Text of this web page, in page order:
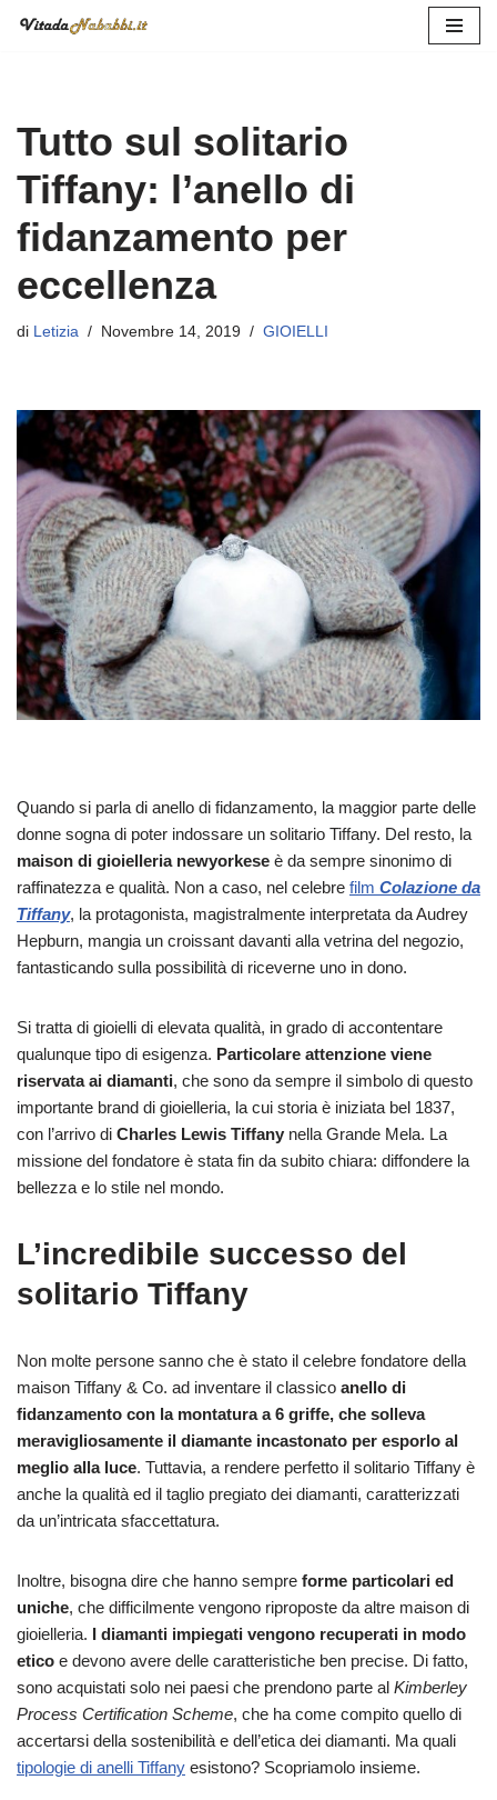
Tutto sul solitario
Tiffany: l’anello di
fidanzamento per
eccellenza
di Letizia Novembre 14, 2019 GIOIELLI
Quando si parla di anello di fidanzamento, la maggior parte delle
donne sogna di poter indossare un solitario Tiffany. Del resto, la
maison di gioielleria newyorkese è da sempre sinonimo di
raffinatezza e qualità. Non a caso, nel celebre film Colazione da
Tiffany, la protagonista, magistralmente interpretata da Audrey
Hepburn, mangia un croissant davanti alla vetrina del negozio,
fantasticando sulla possibilità di riceverne uno in dono.
Si tratta di gioielli di elevata qualità, in grado di accontentare
qualunque tipo di esigenza. Particolare attenzione viene
riservata ai diamanti, che sono da sempre il simbolo di questo
importante brand di gioielleria, la cui storia è iniziata bel 1837,
con l’arrivo di Charles Lewis Tiffany nella Grande Mela. La
missione del fondatore è stata fin da subito chiara: diffondere la
bellezza e lo stile nel mondo.
L’incredibile successo del
solitario Tiffany
Non molte persone sanno che è stato il celebre fondatore della
maison Tiffany & Co. ad inventare il classico anello di
fidanzamento con la montatura a 6 griffe, che solleva
meravigliosamente il diamante incastonato per esporlo al
meglio alla luce. Tuttavia, a rendere perfetto il solitario Tiffany è
anche la qualità ed il taglio pregiato dei diamanti, caratterizzati
da un’intricata sfaccettatura.
Inoltre, bisogna dire che hanno sempre forme particolari ed
uniche, che difficilmente vengono riproposte da altre maison di
gioielleria. I diamanti impiegati vengono recuperati in modo
etico e devono avere delle caratteristiche ben precise. Di fatto,
sono acquistati solo nei paesi che prendono parte al Kimberley
Process Certification Scheme, che ha come compito quello di
accertarsi della sostenibilità e dell’etica dei diamanti. Ma quali
tipologie di anelli Tiffany esistono? Scopriamolo insieme.